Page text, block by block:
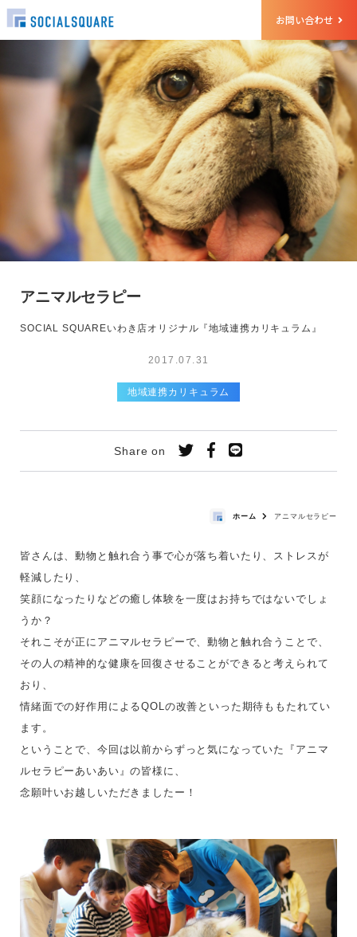
お問い合わせ
アニマルセラピー
SOCIAL SQUAREいわき店オリジナル『地域連携カリキュラム』
2017.07.31
地域連携カリキュラム
Share on
ホーム アニマルセラピー
皆さんは、動物と触れ合う事で心が落ち着いたり、ストレスが
軽減したり、
笑顔になったりなどの癒し体験を一度はお持ちではないでしょ
うか？
それこそが正にアニマルセラピーで、動物と触れ合うことで、
その人の精神的な健康を回復させることができると考えられて
おり、
情緒面での好作用によるQOLの改善といった期待ももたれてい
ます。
ということで、今回は以前からずっと気になっていた『アニマ
ルセラピーあいあい』の皆様に、
念願叶いお越しいただきましたー！